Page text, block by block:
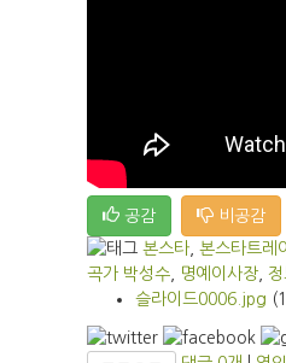
공감
비공감
본스타 본스타트레
곡가 박성수
명예이사장 정
슬라이드0006.jpg